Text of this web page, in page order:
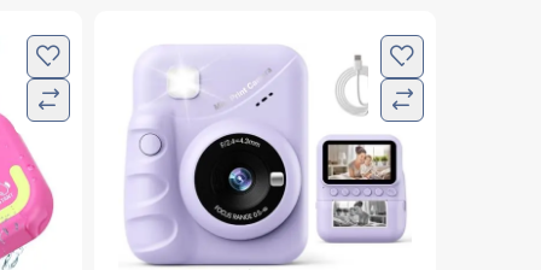
Zur Wunschliste hinzufügen
Vergleichen
Zur
Vergleichen